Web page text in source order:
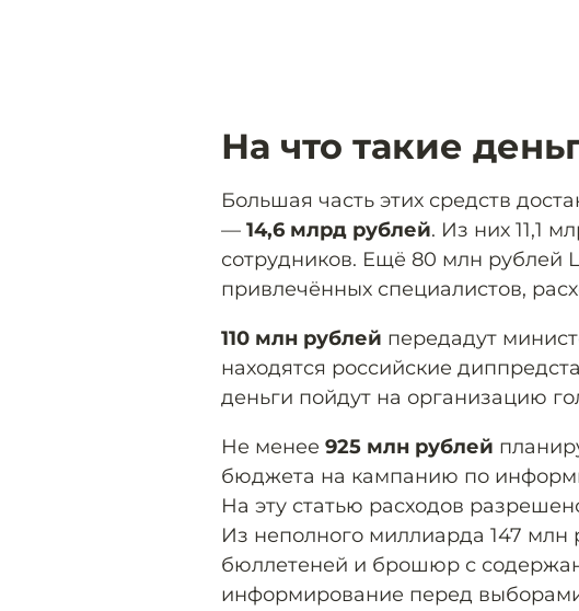
На что такие
Большая часть этих средств
— 14,6 млрд рублей. Из них 11,1
сотрудников. Ещё 80 млн рублей
привлечённых специалистов,
110 млн рублей передадут
находятся российские
деньги пойдут на организацию
Не менее 925 млн рублей
бюджета на кампанию по
На эту статью расходов
Из неполного миллиарда 147 млн
бюллетеней и брошюр с
информирование перед